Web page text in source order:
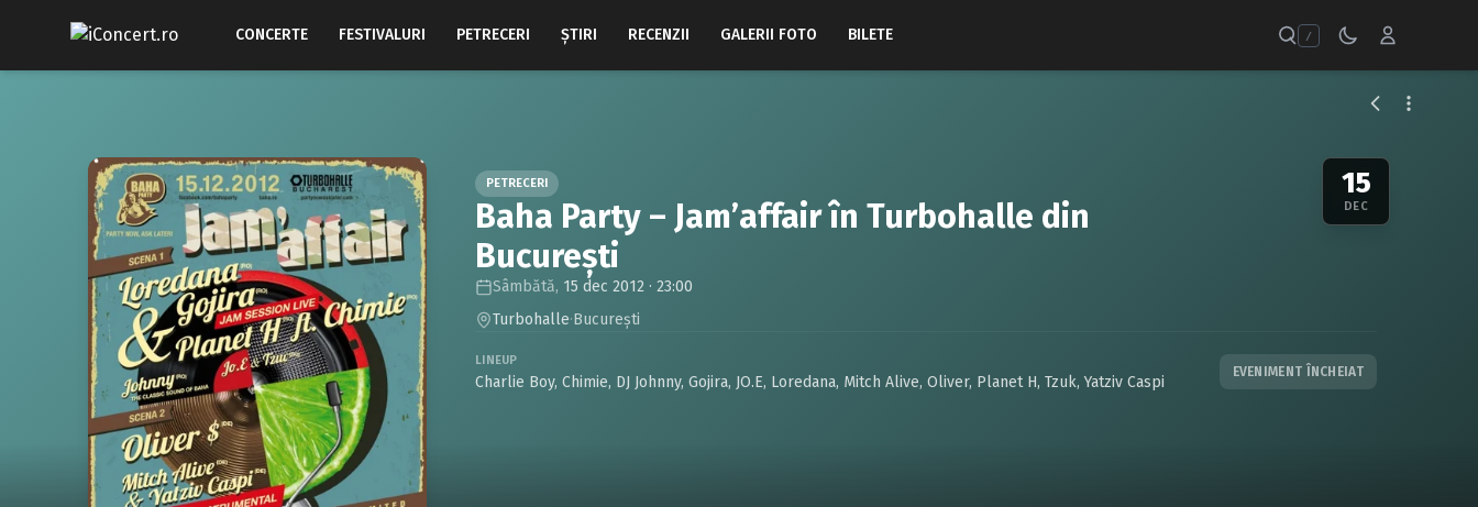
CONCERTE FESTIVALURI PETRECERI ŞTIRI RECENZII GALERII FOTO BILETE /
15
DEC
PETRECERI
Baha Party – Jam’affair în Turbohalle din
Bucureşti
Sâmbătă, 15 dec 2012 · 23:00
Turbohalle·Bucureşti
LINEUP
Charlie Boy, Chimie, DJ Johnny, Gojira, JO.E, Loredana, Mitch Alive, Oliver, Planet H, Tzuk,Yatziv Caspi
EVENIMENT ÎNCHEIAT